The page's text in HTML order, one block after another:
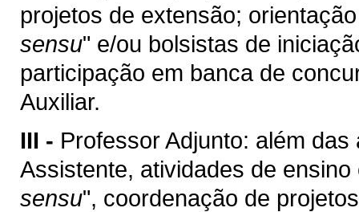
projetos de extensão;
sensu" e/ou bolsistas de
participação em banca de
Auxiliar.
III - Professor Adjunto: além
Assistente, atividades de
sensu", coordenação de